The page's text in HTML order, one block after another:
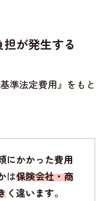
が発生する
準法定費用』をもと
にかかった費用
は保険会社・商
く違います。